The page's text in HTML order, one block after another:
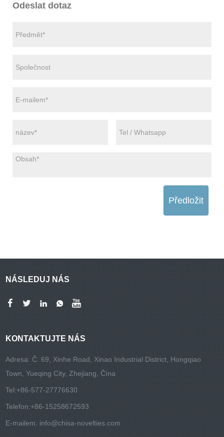
Odeslat dotaz
Předložit
NÁSLEDUJ NÁS
KONTAKTUJTE NÁS
Adresa: Č. 69, Xinhe Road, Xinao Industrial District, Hongqiao
Town, Yueqing City, Zhejiang, Čína
Tel:+86-577-27776630
Telefon:+86-15258672593
E-mailem: info@chisa-novelties.com